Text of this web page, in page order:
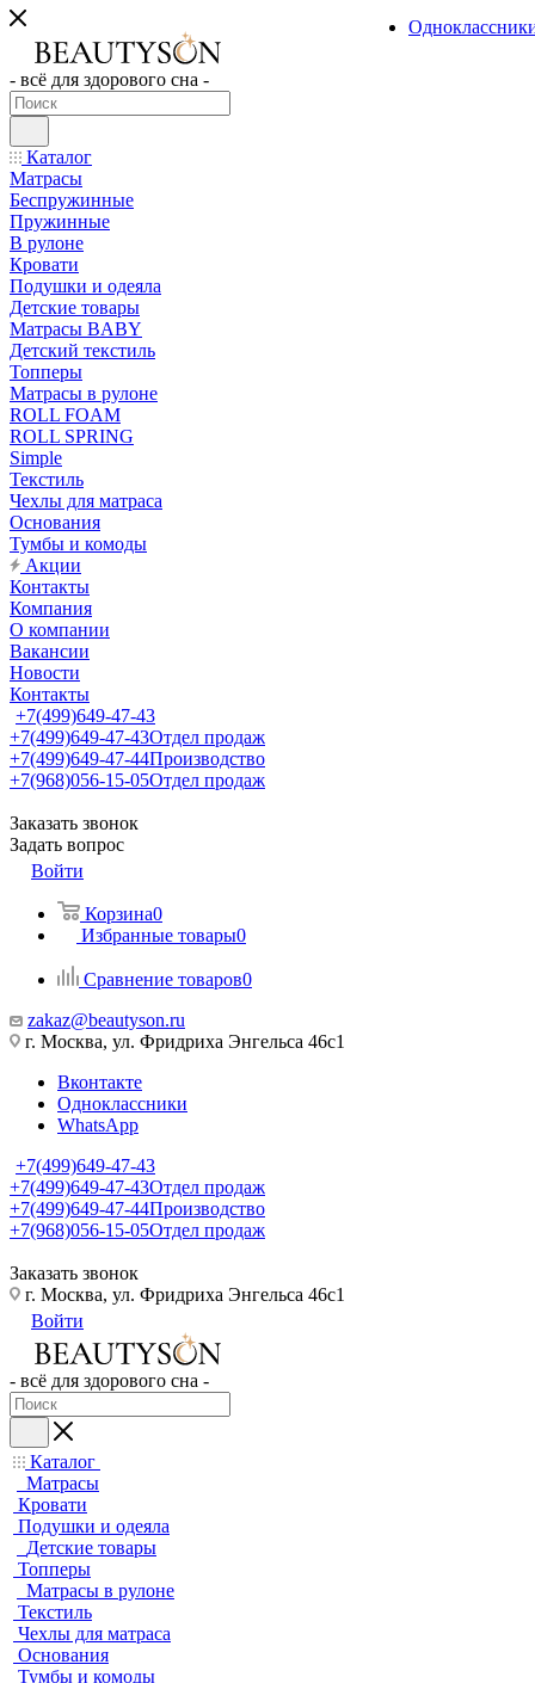
- всё для здорового сна -
Каталог
Матрасы
Беспружинные
Пружинные
В рулоне
Кровати
Подушки и одеяла
Детские товары
Матрасы BABY
Детский текстиль
Топперы
Матрасы в рулоне
ROLL FOAM
ROLL SPRING
Simple
Текстиль
Чехлы для матраса
Основания
Тумбы и комоды
Акции
Контакты
Компания
О компании
Вакансии
Новости
Контакты
+7(499)649-47-43
+7(499)649-47-43Отдел продаж
+7(499)649-47-44Производство
+7(968)056-15-05Отдел продаж
Заказать звонок
Задать вопрос
Войти
Корзина0
Избранные товары0
Сравнение товаров0
zakaz@beautyson.ru
г. Москва, ул. Фридриха Энгельса 46с1
Вконтакте
Одноклассники
WhatsApp
+7(499)649-47-43
+7(499)649-47-43Отдел продаж
+7(499)649-47-44Производство
+7(968)056-15-05Отдел продаж
Заказать звонок
г. Москва, ул. Фридриха Энгельса 46с1
Войти
- всё для здорового сна -
Каталог
Матрасы
Кровати
Подушки и одеяла
Детские товары
Топперы
Матрасы в рулоне
Текстиль
Чехлы для матраса
Основания
Тумбы и комоды